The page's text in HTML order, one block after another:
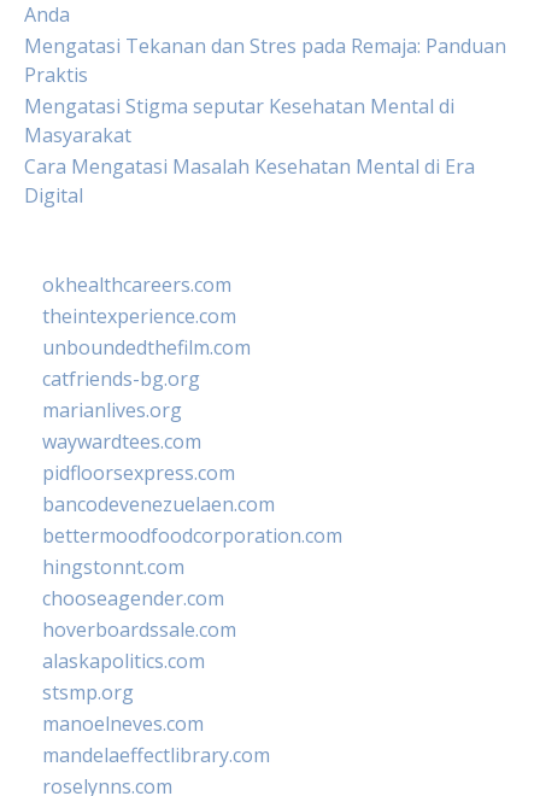
Anda
Mengatasi Tekanan dan Stres pada Remaja: Panduan
Praktis
Mengatasi Stigma seputar Kesehatan Mental di
Masyarakat
Cara Mengatasi Masalah Kesehatan Mental di Era
Digital
okhealthcareers.com
theintexperience.com
unboundedthefilm.com
catfriends-bg.org
marianlives.org
waywardtees.com
pidfloorsexpress.com
bancodevenezuelaen.com
bettermoodfoodcorporation.com
hingstonnt.com
chooseagender.com
hoverboardssale.com
alaskapolitics.com
stsmp.org
manoelneves.com
mandelaeffectlibrary.com
roselynns.com